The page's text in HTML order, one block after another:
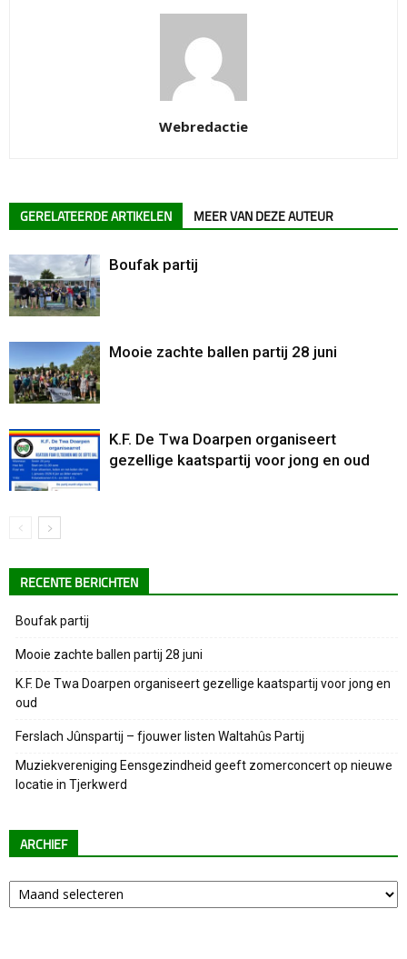
Webredactie
GERELATEERDE ARTIKELEN MEER VAN DEZE AUTEUR
Boufak partij
Mooie zachte ballen partij 28 juni
K.F. De Twa Doarpen organiseert
gezellige kaatspartij voor jong en oud
RECENTE BERICHTEN
Boufak partij
Mooie zachte ballen partij 28 juni
K.F. De Twa Doarpen organiseert gezellige kaatspartij voor jong en
oud
Ferslach Jûnspartij – fjouwer listen Waltahûs Partij
Muziekvereniging Eensgezindheid geeft zomerconcert op nieuwe
locatie in Tjerkwerd
ARCHIEF
Archief